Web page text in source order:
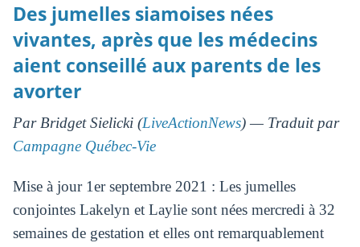
Des jumelles siamoises nées
vivantes, après que les médecins
aient conseillé aux parents de les
avorter
Par Bridget Sielicki (LiveActionNews) — Traduit par
Campagne Québec-Vie
Mise à jour 1er septembre 2021 : Les jumelles
conjointes Lakelyn et Laylie sont nées mercredi à 32
semaines de gestation et elles ont remarquablement